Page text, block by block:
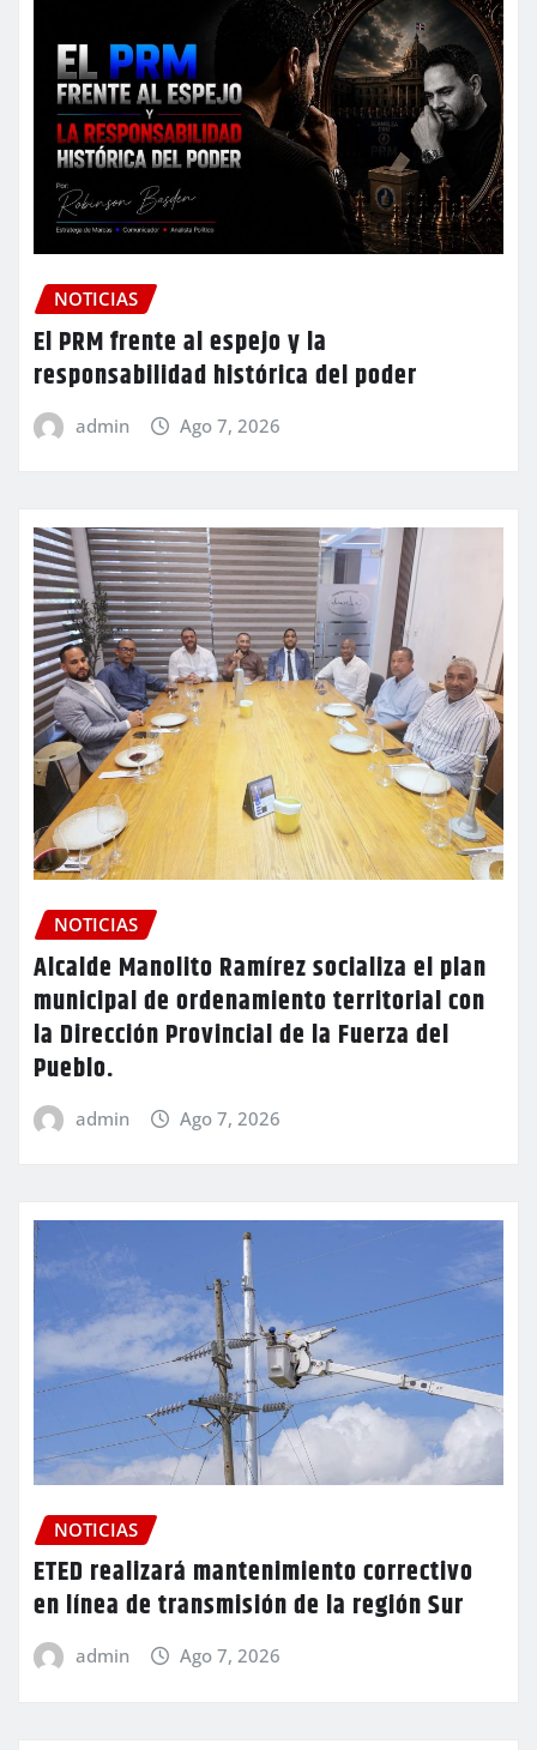
NOTICIAS
El PRM frente al espejo y la
responsabilidad histórica del poder
admin Ago 7, 2026
NOTICIAS
Alcalde Manolito Ramírez socializa el plan
municipal de ordenamiento territorial con
la Dirección Provincial de la Fuerza del
Pueblo.
admin Ago 7, 2026
NOTICIAS
ETED realizará mantenimiento correctivo
en línea de transmisión de la región Sur
admin Ago 7, 2026